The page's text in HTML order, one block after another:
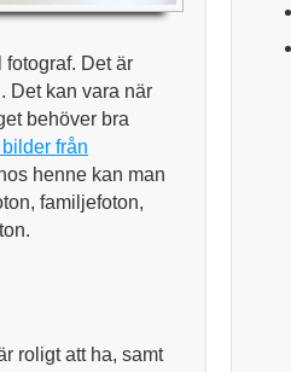
Det är
Det kan vara när
behöver bra
från
henne kan man
familjefoton,
roligt att ha, samt